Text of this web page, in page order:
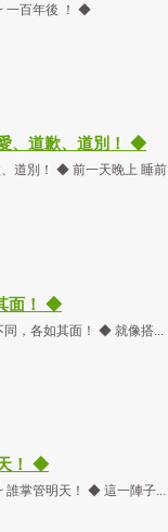
一百年後 ！ ◆
、道歉、道別！ ◆
道別！ ◆ 前一天晚上 睡前
面！ ◆
，各如其面！ ◆ 就像搭...
！ ◆
誰掌管明天！ ◆ 這一陣子...